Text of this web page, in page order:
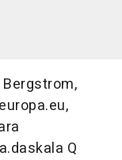
Bergstrom,
Q